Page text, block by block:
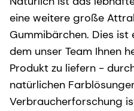
eine weitere große
Gummibärchen. Dies ist
dem unser Team Ihnen
Produkt zu liefern -
natürlichen
Verbraucherforschung